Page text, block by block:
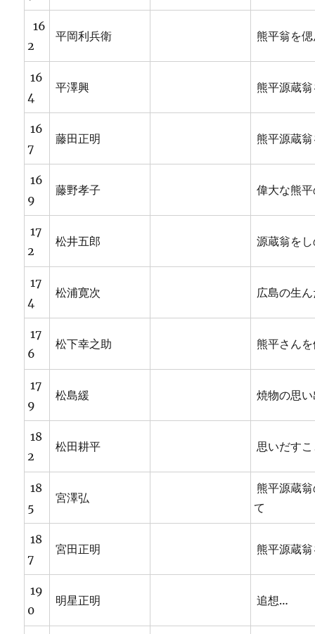
16
2
平岡利兵衛 熊平翁を
16
4
平澤興 熊平源蔵
16
7
藤田正明 熊平源蔵
16
9
藤野孝子 偉大な熊
17
2
松井五郎 源蔵翁を
17
4
松浦寛次 広島の生
17
6
松下幸之助 熊平さん
17
9
松島緩 焼物の思
18
2
松田耕平 思いだす
18
5
宮澤弘
熊平源蔵
て
18
7
宮田正明 熊平源蔵
19
0
明星正明 追想…